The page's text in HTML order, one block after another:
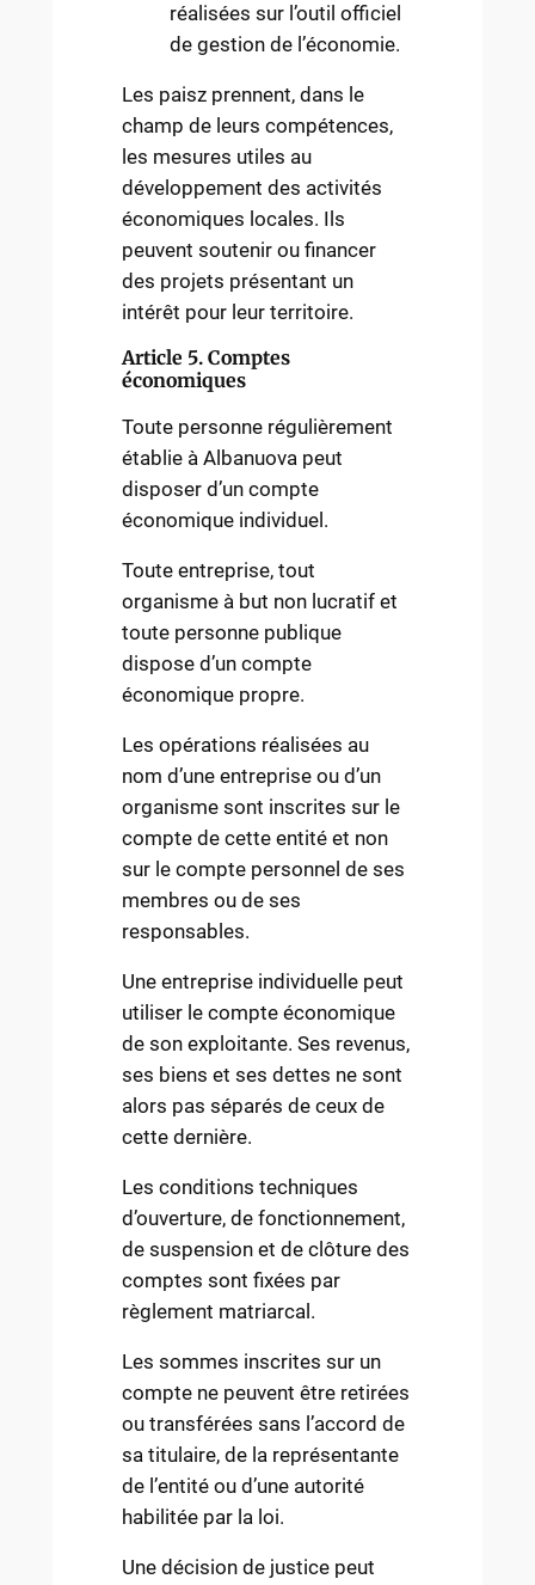
réalisées sur l’outil officiel
de gestion de l’économie.
Les paisz prennent, dans le
champ de leurs compétences,
les mesures utiles au
développement des activités
économiques locales. Ils
peuvent soutenir ou financer
des projets présentant un
intérêt pour leur territoire.
Article 5. Comptes
économiques
Toute personne régulièrement
établie à Albanuova peut
disposer d’un compte
économique individuel.
Toute entreprise, tout
organisme à but non lucratif et
toute personne publique
dispose d’un compte
économique propre.
Les opérations réalisées au
nom d’une entreprise ou d’un
organisme sont inscrites sur le
compte de cette entité et non
sur le compte personnel de ses
membres ou de ses
responsables.
Une entreprise individuelle peut
utiliser le compte économique
de son exploitante. Ses revenus,
ses biens et ses dettes ne sont
alors pas séparés de ceux de
cette dernière.
Les conditions techniques
d’ouverture, de fonctionnement,
de suspension et de clôture des
comptes sont fixées par
règlement matriarcal.
Les sommes inscrites sur un
compte ne peuvent être retirées
ou transférées sans l’accord de
sa titulaire, de la représentante
de l’entité ou d’une autorité
habilitée par la loi.
Une décision de justice peut